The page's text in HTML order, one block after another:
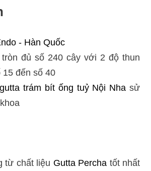
- Hàn Quốc
đủ số 240 cây với 2 độ thun
đến số 40
trám bít ống tuỷ Nội Nha sử
từ chất liệu Gutta Percha tốt nhất